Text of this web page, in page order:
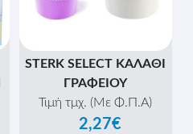
STERK SELECT ΚΑΛΑΘΙ
ΓΡΑΦΕΙΟΥ
Τιμή τμχ. (Με Φ.Π.Α)
2,27€